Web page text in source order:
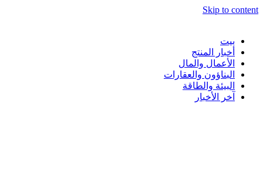
Skip to content
بيت
أخبار المنتج
الأعمال والمال
البناؤون والعقارات
البيئة والطاقة
آخر الأخبار